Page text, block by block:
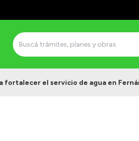
fortalecer el servicio de agua en